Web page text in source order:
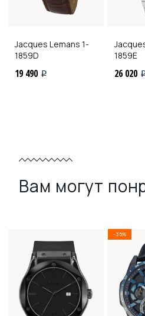
Jacques Lemans 1-
1859D
19 490 i
1859E
26 020
Вам могут
-35%